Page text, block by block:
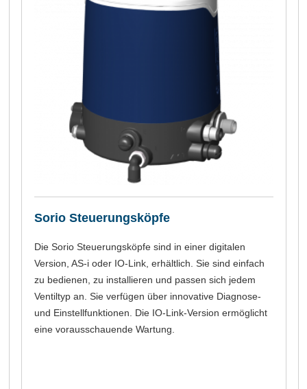
Sorio Steuerungsköpfe
Die Sorio Steuerungsköpfe sind in einer digitalen
Version, AS-i oder IO-Link, erhältlich. Sie sind einfach
zu bedienen, zu installieren und passen sich jedem
Ventiltyp an. Sie verfügen über innovative Diagnose-
und Einstellfunktionen. Die IO-Link-Version ermöglicht
eine vorausschauende Wartung.